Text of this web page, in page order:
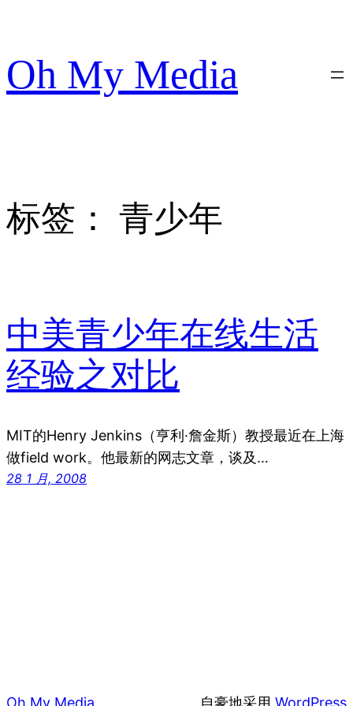
内
容
Oh My Media
标签： 青少年
中美青少年在线生活
经验之对比
MIT的Henry Jenkins（亨利·詹金斯）教授最近在上海
做field work。他最新的网志文章，谈及…
28 1 月, 2008
Oh My Media 自豪地采用 WordPress